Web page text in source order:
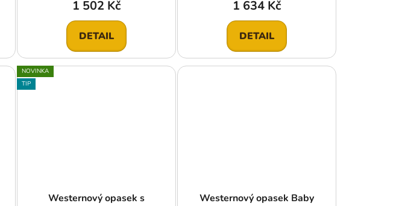
1 502 Kč
DETAIL
1 634 Kč
DETAIL
NOVINKA
TIP
Westernový opasek s
Westernový opasek Baby